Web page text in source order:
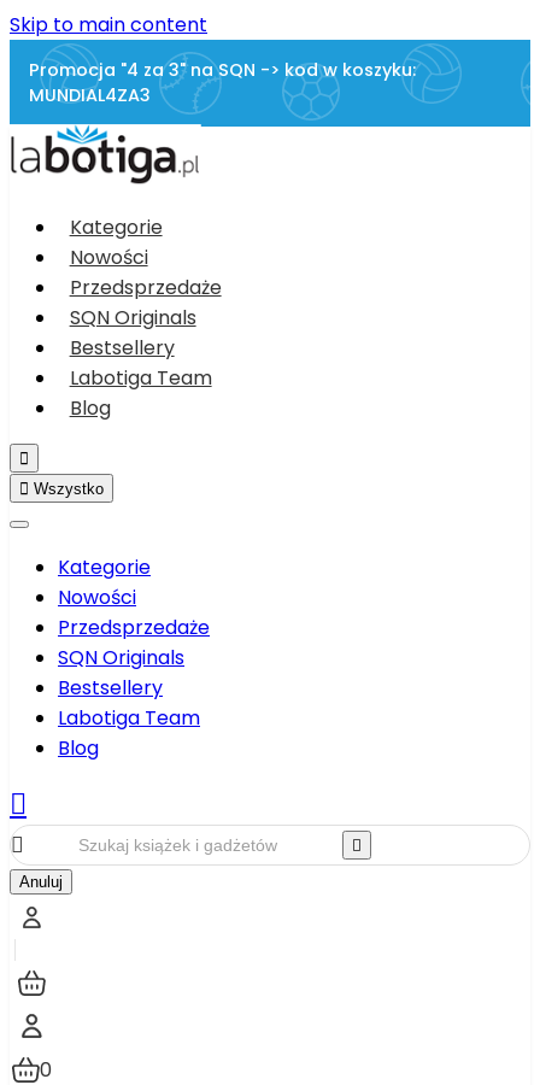
Skip to main content
Promocja "4 za 3" na SQN -> kod w koszyku:
MUNDIAL4ZA3
Kategorie
Nowości
Przedsprzedaże
SQN Originals
Bestsellery
Labotiga Team
Blog

 Wszystko
Kategorie
Nowości
Przedsprzedaże
SQN Originals
Bestsellery
Labotiga Team
Blog



Anuluj
0